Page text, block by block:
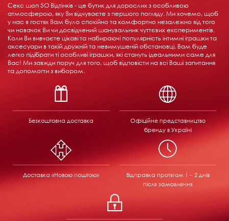
Секс шоп 5О Відтінків - це бутик для дорослих з особливою
атмосферою, яку Ви відчуваєте з першого погляду. Ми хочемо, щоб
у нас в гостях Вам було спокійно та комфортно незалежно від того
чи новачок Ви чи досвідчений шанувальник чуттєвих експериментів.
Коли Ви вивчаєте цікаві та набираючі популярність інтимні іграшки та
аксесуари в такій дружній та невимушеній обстановці, Вам буде
легко підібрати ті особливі іграшки, які стануть ідеальними саме для
Вас! Ми завжди поруч для того, щоб відповісти на всі Ваші запитання
та допомогти з вибором.
Безкоштовна доставка
Офіційне представництво
бренду в Україні
Доставка «Новою поштою» Відправка протягом 1 – 2 днів
після замовлення